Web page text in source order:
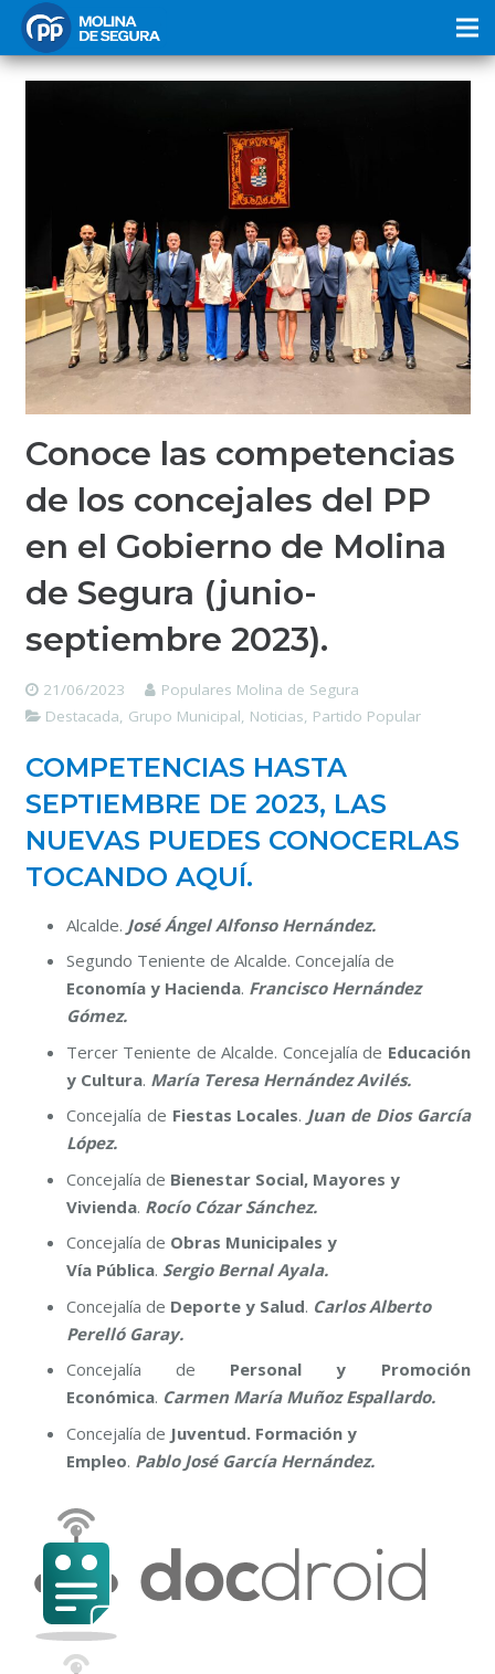
Conoce las competencias
de los concejales del PP
en el Gobierno de Molina
de Segura (junio-
septiembre 2023).
21/06/2023
Populares Molina de Segura
Destacada, Grupo Municipal, Noticias, Partido Popular
COMPETENCIAS HASTA
SEPTIEMBRE DE 2023, LAS
NUEVAS PUEDES CONOCERLAS
TOCANDO AQUÍ.
Alcalde. José Ángel Alfonso Hernández.
Segundo Teniente de Alcalde. Concejalía de
Economía y Hacienda. Francisco Hernández
Gómez.
Tercer Teniente de Alcalde. Concejalía de Educación
y Cultura. María Teresa Hernández Avilés.
Concejalía de Fiestas Locales. Juan de Dios García
López.
Concejalía de Bienestar Social, Mayores y
Vivienda. Rocío Cózar Sánchez.
Concejalía de Obras Municipales y
Vía Pública. Sergio Bernal Ayala.
Concejalía de Deporte y Salud. Carlos Alberto
Perelló Garay.
Concejalía de Personal y Promoción
Económica. Carmen María Muñoz Espallardo.
Concejalía de Juventud. Formación y
Empleo. Pablo José García Hernández.